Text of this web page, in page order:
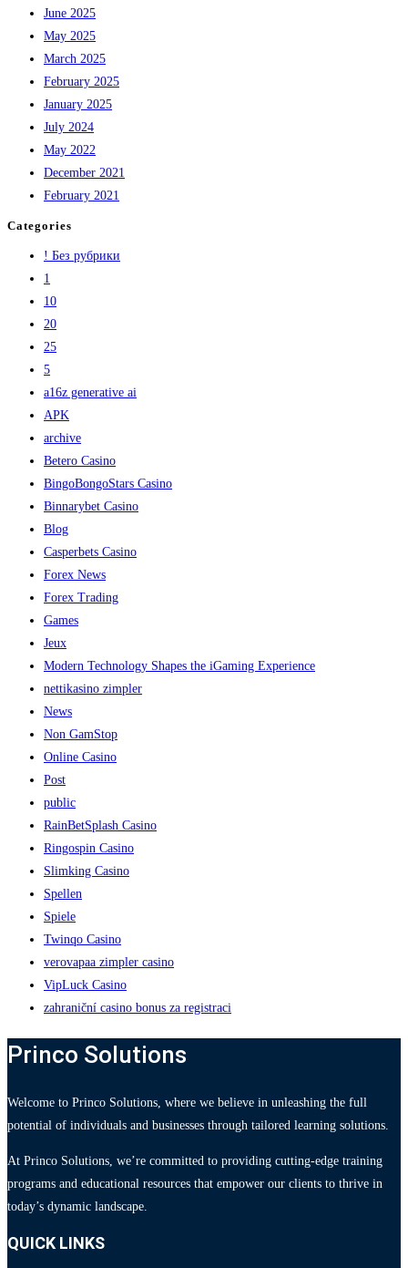
June 2025
May 2025
March 2025
February 2025
January 2025
July 2024
May 2022
December 2021
February 2021
Categories
! Без рубрики
1
10
20
25
5
a16z generative ai
APK
archive
Betero Casino
BingoBongoStars Casino
Binnarybet Casino
Blog
Casperbets Casino
Forex News
Forex Trading
Games
Jeux
Modern Technology Shapes the iGaming Experience
nettikasino zimpler
News
Non GamStop
Online Casino
Post
public
RainBetSplash Casino
Ringospin Casino
Slimking Casino
Spellen
Spiele
Twinqo Casino
verovapaa zimpler casino
VipLuck Casino
zahraniční casino bonus za registraci
Princo Solutions
Welcome to Princo Solutions, where we believe in unleashing the full
potential of individuals and businesses through tailored learning solutions.
At Princo Solutions, we’re committed to providing cutting-edge training
programs and educational resources that empower our clients to thrive in
today’s dynamic landscape.
QUICK LINKS